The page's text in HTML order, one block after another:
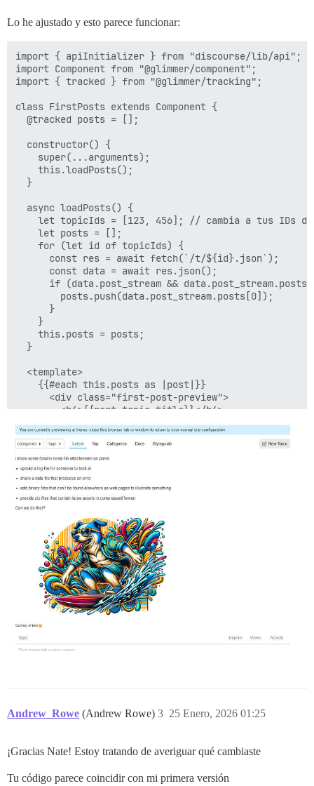
Lo he ajustado y esto parece funcionar:
import { apiInitializer } from "discourse/lib/api";
import Component from "@glimmer/component";
import { tracked } from "@glimmer/tracking";
class FirstPosts extends Component {
  @tracked posts = [];
  constructor() {
    super(...arguments);
    this.loadPosts();
  }
  async loadPosts() {
let topicIds = [123, 456]; // cambia a tus IDs
    let posts = [];
    for (let id of topicIds) {
      const res = await fetch(`/t/${id}.json`);
      const data = await res.json();
if (data.post_stream &&
        posts.push(data.post_stream.posts[0]);
      }
    }
    this.posts = posts;
  }
  <template>
    {{#each this.posts as |post|}}
      <div class="first-post-preview">
        <h4>{{post.topic_title}}</h4>
        {{{post.cooked}}}
      </div>
    {{/each}}
  </template>;
}
export default apiInitializer((api) => {
api.renderInOutlet("discovery-list-container-top",
Andrew_Rowe (Andrew Rowe) 25 Enero, 2026 01:25
3
¡Gracias Nate! Estoy tratando de averiguar qué cambiaste
Tu código parece coincidir con mi primera versión